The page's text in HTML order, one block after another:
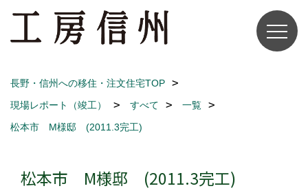
長野・信州への移住・注文住宅TOP
現場レポート（竣工）
すべて
一覧
松本市 M様邸 (2011.3完工)
松本市 M様邸 (2011.3完工)